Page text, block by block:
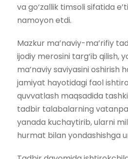
va go‘zallik timsoli sifatida
namoyon etdi.
Mazkur ma’naviy-ma’rifiy
ijodiy merosini targ‘ib qilish,
ma’naviy saviyasini oshirish
jamiyat hayotidagi faol
quvvatlash maqsadida
tadbir talabalarning
yanada kuchaytirib, ularni
hurmat bilan yondashishga